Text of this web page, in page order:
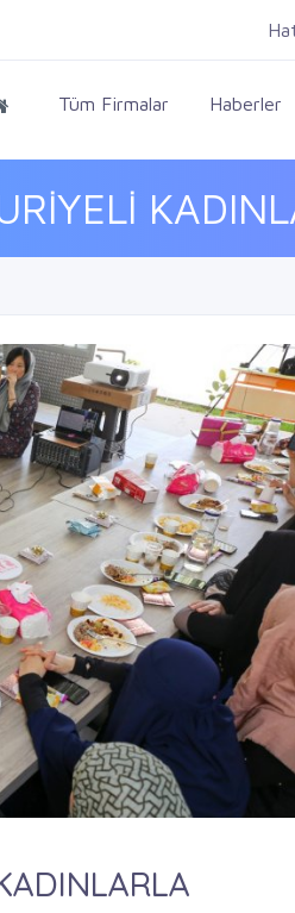
Tüm Firmalar Haberler